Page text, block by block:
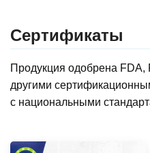
Сертификаты
Продукция одобрена FDA,
другими
с национальными